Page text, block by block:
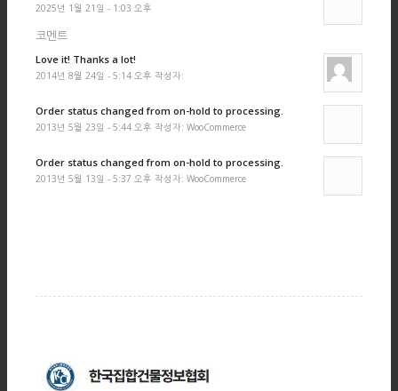
2025년 1월 21일 - 1:03 오후
코멘트
Love it! Thanks a lot!
2014년 8월 24일 - 5:14 오후 작성자:
Order status changed from on-hold to processing.
2013년 5월 23일 - 5:44 오후 작성자: WooCommerce
Order status changed from on-hold to processing.
2013년 5월 13일 - 5:37 오후 작성자: WooCommerce